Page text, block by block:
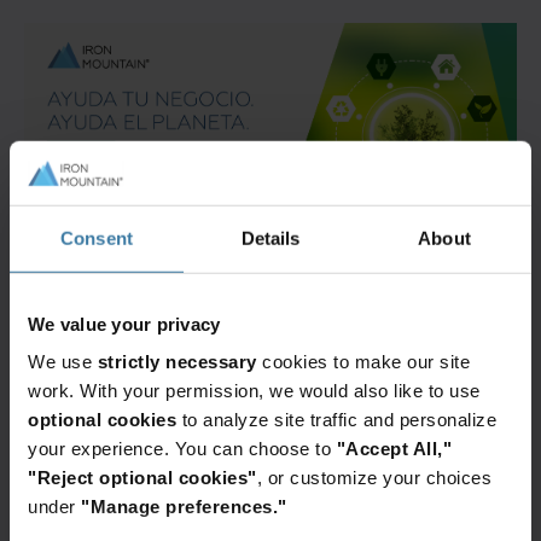
Consent Details About
We value your privacy
We use strictly necessary cookies to make our site
work. With your permission, we would also like to use
optional cookies to analyze site traffic and personalize
your experience. You can choose to "Accept All,"
"Reject optional cookies", or customize your choices
under "Manage preferences."
incluidos en el programa de
reciclaje de tu empresa?
Tu organización debería tener un plan de
eliminación de activos de TI. Si los activos se
tiran a la basura, no sólo se ponen en